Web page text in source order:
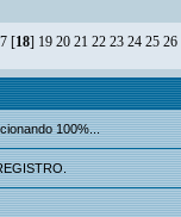
[18] 19 20 21 22 23 24 25 26
100%...